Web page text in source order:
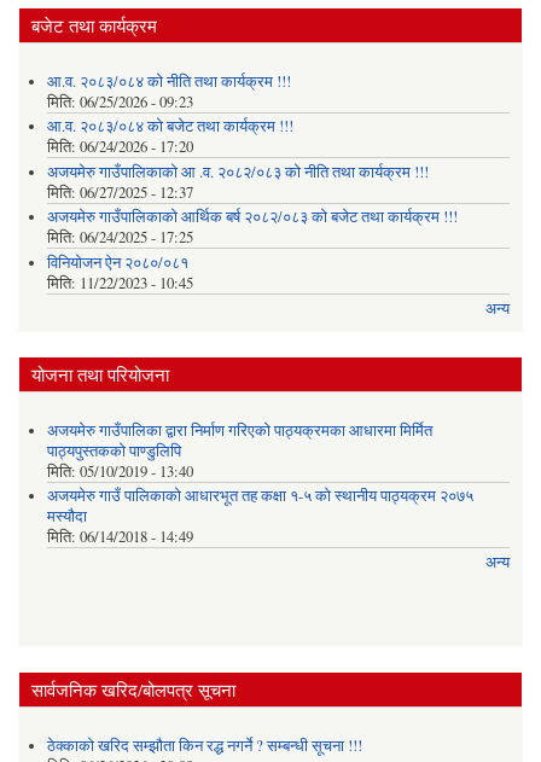
बजेट तथा कार्यक्रम
आ.व. २०८३/०८४ को नीति तथा कार्यक्रम !!!
मिति: 06/25/2026 - 09:23
आ.व. २०८३/०८४ को बजेट तथा कार्यक्रम !!!
मिति: 06/24/2026 - 17:20
अजयमेरु गाउँपालिकाको आ .व. २०८२/०८३ को नीति तथा कार्यक्रम !!!
मिति: 06/27/2025 - 12:37
अजयमेरु गाउँपालिकाको आर्थिक बर्ष २०८२/०८३ को बजेट तथा कार्यक्रम !!!
मिति: 06/24/2025 - 17:25
विनियोजन ऐन २०८०/०८१
मिति: 11/22/2023 - 10:45
अन्य
योजना तथा परियोजना
अजयमेरु गाउँपालिका द्वारा निर्माण गरिएको पाठ्यक्रमका आधारमा मिर्मित
पाठ्यपुस्तकको पाण्डुलिपि
मिति: 05/10/2019 - 13:40
अजयमेरु गाउँ पालिकाको आधारभूत तह कक्षा १-५ को स्थानीय पाठ्यक्रम २०७५
मस्यौदा
मिति: 06/14/2018 - 14:49
अन्य
सार्वजनिक खरिद/बोलपत्र सूचना
ठेक्काको खरिद सम्झौता किन रद्ध नगर्ने ? सम्बन्धी सूचना !!!